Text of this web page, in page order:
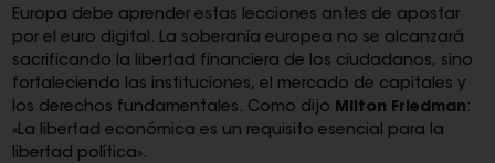
Europa debe aprender estas lecciones antes de apostar
por el euro digital. La soberanía europea no se alcanzará
sacrificando la libertad financiera de los ciudadanos, sino
fortaleciendo las instituciones, el mercado de capitales y
los derechos fundamentales. Como dijo Milton Friedman :
«La libertad económica es un requisito esencial para la
libertad política».